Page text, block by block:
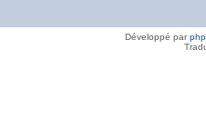
Développé par